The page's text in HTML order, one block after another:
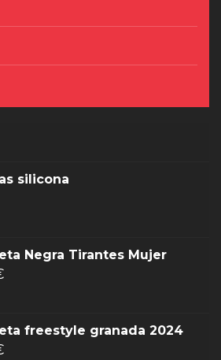
silicona
Negra Tirantes Mujer
freestyle granada 2024